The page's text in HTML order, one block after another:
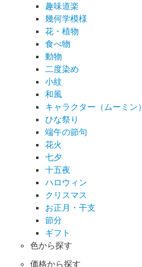
趣味道楽
幾何学模様
花・植物
食べ物
動物
二度染め
小紋
和風
キャラクター（ムーミン）
ひな祭り
端午の節句
花火
七夕
十五夜
ハロウィン
クリスマス
お正月・干支
節分
ギフト
色から探す
価格から探す